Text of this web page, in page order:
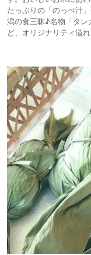
たっぷりの「のっぺ汁
潟の食三昧♪名物「タレ
ど、オリジナリティ溢